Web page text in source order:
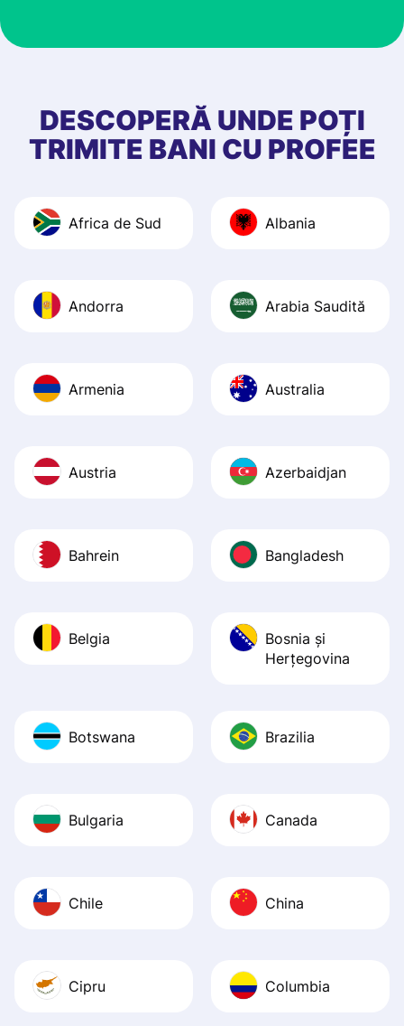
at Profee is very
first started
app, and they
quick to provide
DESCOPERĂ UNDE POȚI
TRIMITE BANI CU PROFEE
Africa de Sud Albania
Andorra Arabia Saudită
Armenia Australia
Austria Azerbaidjan
Bahrein Bangladesh
Belgia
Bosnia şi
Herţegovina
Botswana Brazilia
Bulgaria Canada
Chile China
Cipru Columbia